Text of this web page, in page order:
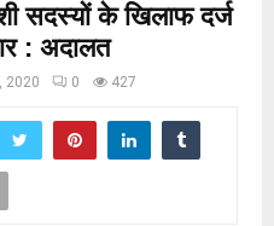
सदस्यों के खिलाफ दर्ज
: अदालत
2020 0 427